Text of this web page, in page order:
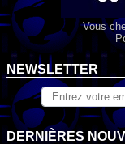
Vous
NEWSLETTER
DERNIÈRES